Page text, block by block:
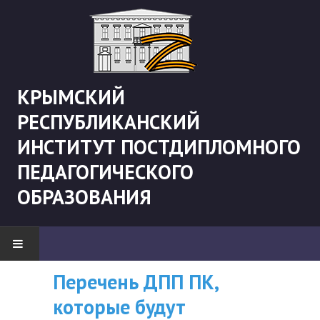
КРЫМСКИЙ
РЕСПУБЛИКАНСКИЙ
ИНСТИТУТ ПОСТДИПЛОМНОГО
ПЕДАГОГИЧЕСКОГО
ОБРАЗОВАНИЯ
НОВОСТИ
"Боевая" русистика
ВНИМАНИЮ
СЛУШАТЕЛЕЙ, У
Перечень ДПП ПК,
которые будут